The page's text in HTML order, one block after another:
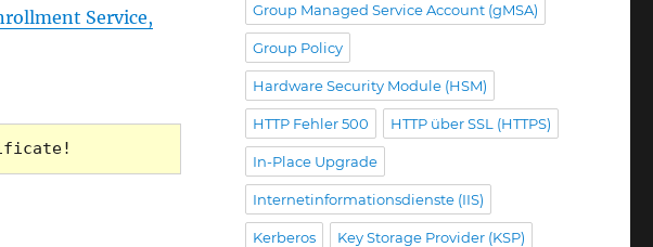
Service,
Group Managed Service Account (gMSA)
Group Policy
Hardware Security Module (HSM)
HTTP Fehler 500 HTTP über SSL (HTTPS)
In-Place Upgrade
Internetinformationsdienste (IIS)
Kerberos Key Storage Provider (KSP)